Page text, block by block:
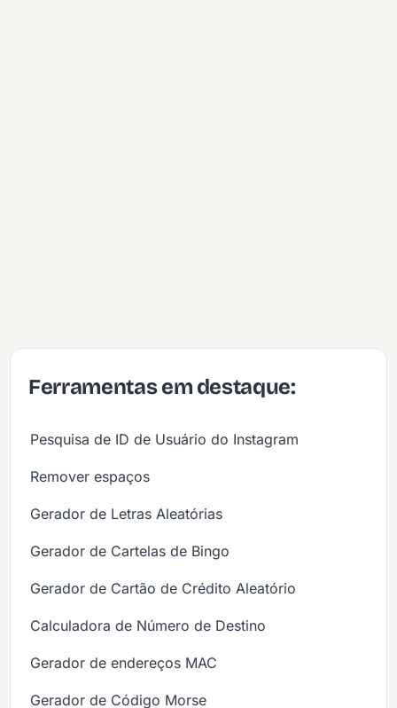
Ferramentas em destaque:
Pesquisa de ID de Usuário do Instagram
Remover espaços
Gerador de Letras Aleatórias
Gerador de Cartelas de Bingo
Gerador de Cartão de Crédito Aleatório
Calculadora de Número de Destino
Gerador de endereços MAC
Gerador de Código Morse